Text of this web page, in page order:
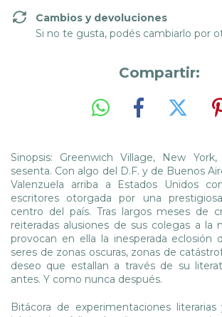
Cambios y devoluciones
Si no te gusta, podés cambiarlo por
Compartir:
Sinopsis: Greenwich Village, New
sesenta. Con algo del D.F. y de Buenos
Valenzuela arriba a Estados Unidos
escritores otorgada por una
centro del país. Tras largos meses de
reiteradas alusiones de sus colegas a
provocan en ella la inesperada eclosión
seres de zonas oscuras, zonas de
deseo que estallan a través de su
antes. Y como nunca después.
Bitácora de experimentaciones